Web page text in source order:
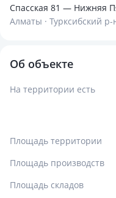
Спасская 81 — Нижняя
Алматы · Турксибский р-
Об объекте
На территории есть
Площадь территории
Площадь производств
Площадь складов